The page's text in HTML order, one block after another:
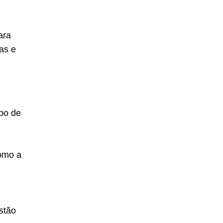
e
de
a